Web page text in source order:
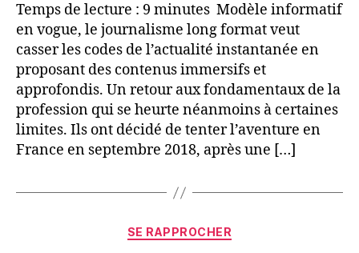
Temps de lecture : 9 minutes Modèle informatif
en vogue, le journalisme long format veut
casser les codes de l’actualité instantanée en
proposant des contenus immersifs et
approfondis. Un retour aux fondamentaux de la
profession qui se heurte néanmoins à certaines
limites. Ils ont décidé de tenter l’aventure en
France en septembre 2018, après une […]
Catégories
SE RAPPROCHER